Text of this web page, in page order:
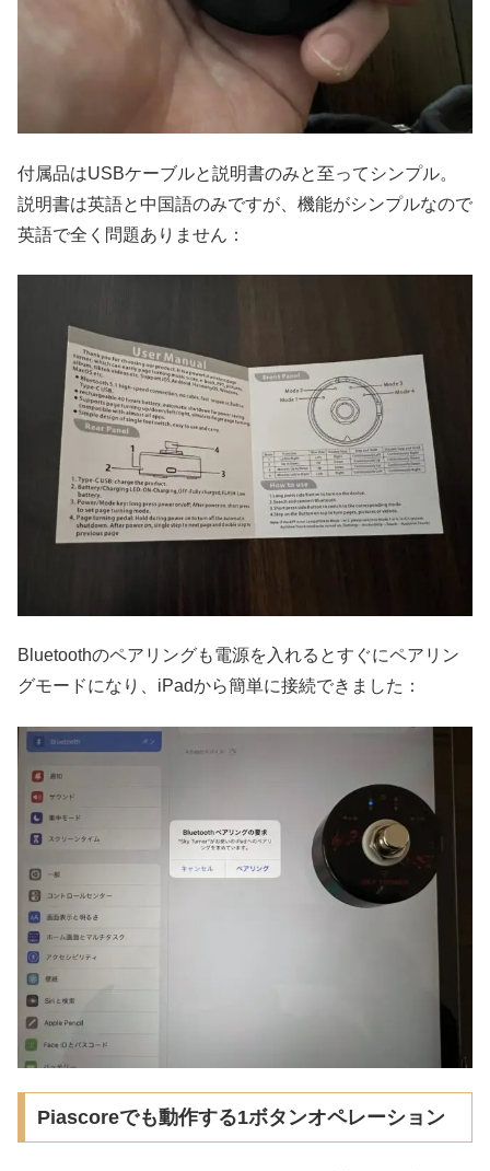
付属品はUSBケーブルと説明書のみと至ってシンプル。
説明書は英語と中国語のみですが、機能がシンプルなので
英語で全く問題ありません：
Bluetoothのペアリングも電源を入れるとすぐにペアリン
グモードになり、iPadから簡単に接続できました：
Piascoreでも動作する1ボタンオペレーション